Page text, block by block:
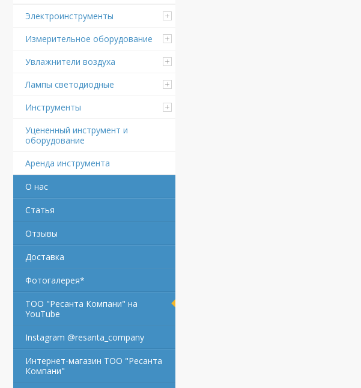
Электроинструменты
Измерительное оборудование
Увлажнители воздуха
Лампы светодиодные
Инструменты
Уцененный инструмент и
оборудование
Аренда инструмента
О нас
Статья
Отзывы
Доставка
Фотогалерея*
ТОО "Ресанта Компани" на
YouTube
Instagram @resanta_company
Интернет-магазин ТОО "Ресанта
Компани"